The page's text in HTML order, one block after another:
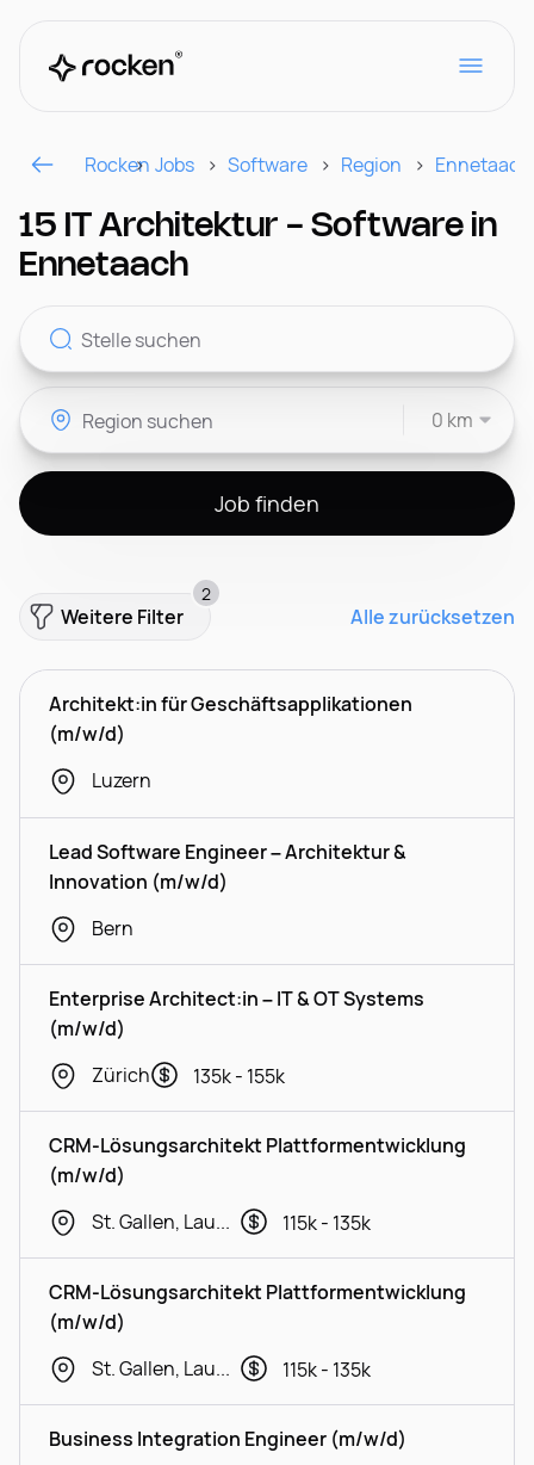
Für Arbeitgeber
Kontakt
CH
Rocken Jobs Software Region Ennetaach
15 IT Architektur - Software in
Ennetaach
0 km
Job finden
Weitere Filter
2
Alle zurücksetzen
Architekt:in für Geschäftsapplikationen
(m/w/d)
Luzern
Lead Software Engineer – Architektur &
Innovation (m/w/d)
Bern
Enterprise Architect:in – IT & OT Systems
(m/w/d)
Zürich
135k - 155k
CRM-Lösungsarchitekt Plattformentwicklung
(m/w/d)
St. Gallen, Lausanne, Geneva
115k - 135k
CRM-Lösungsarchitekt Plattformentwicklung
(m/w/d)
St. Gallen, Lausanne, Geneva
115k - 135k
Business Integration Engineer (m/w/d)